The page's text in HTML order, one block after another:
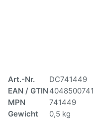
Art.-Nr.
DC741449
EAN / GTIN
MPN
741449
Gewicht
0,5 kg